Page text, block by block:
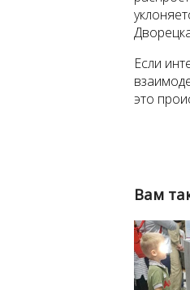
Если
это
Вам